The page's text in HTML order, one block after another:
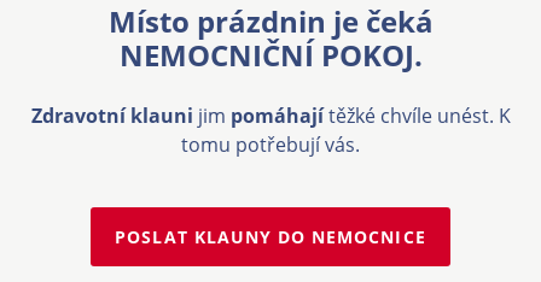
Místo prázdnin je čeká
NEMOCNIČNÍ POKOJ.
Zdravotní klauni jim pomáhajítěžké chvíle unést. K
tomu potřebují vás.
POSLAT KLAUNY DO NEMOCNICE